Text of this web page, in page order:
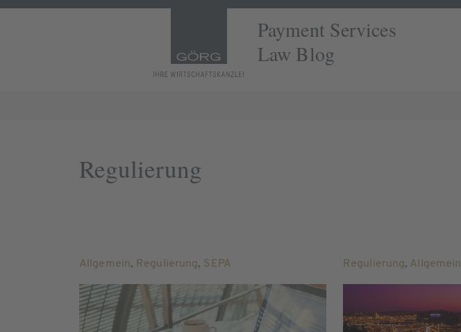
Payment Services
Law Blog
Regulierung
Allgemein, Regulierung, SEPA Regulierung, Allgemein